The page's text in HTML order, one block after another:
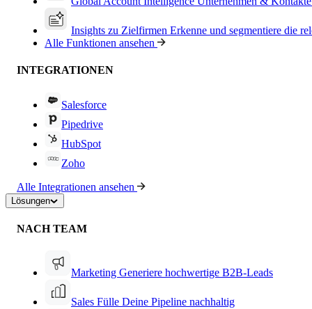
Insights zu Zielfirmen Erkenne und segmentiere die
Alle Funktionen ansehen
INTEGRATIONEN
Salesforce
Pipedrive
HubSpot
Zoho
Alle Integrationen ansehen
Lösungen
NACH TEAM
Marketing Generiere hochwertige B2B-Leads
Sales Fülle Deine Pipeline nachhaltig